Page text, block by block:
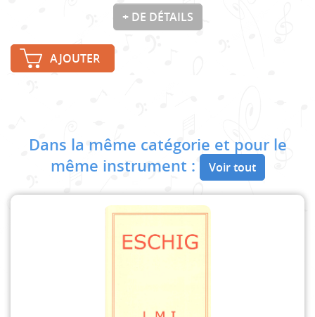
+ DE DÉTAILS
AJOUTER
Dans la même catégorie et pour le
même instrument :
Voir tout